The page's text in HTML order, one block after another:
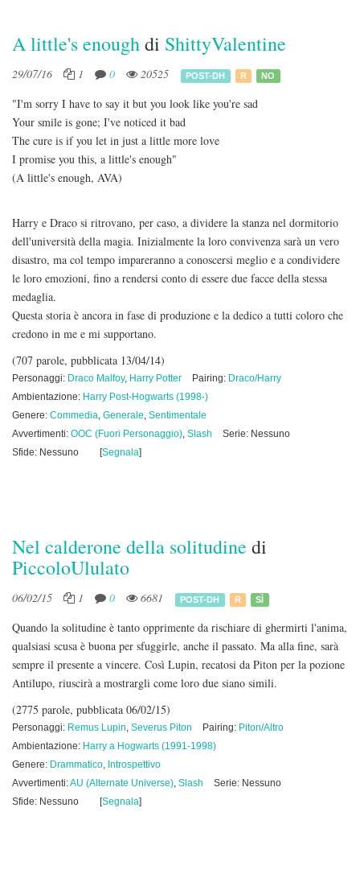
A little's enoughdi ShittyValentine
29/07/16 1 0 20525 POST-DH R NO
"I'm sorry I have to say it but you look like you're sad
Your smile is gone; I've noticed it bad
The cure is if you let in just a little more love
I promise you this, a little's enough"
(A little's enough, AVA)
Harry e Draco si ritrovano, per caso, a dividere la stanza nel dormitorio
dell'università della magia. Inizialmente la loro convivenza sarà un vero
disastro, ma col tempo impareranno a conoscersi meglio e a condividere
le loro emozioni, fino a rendersi conto di essere due facce della stessa
medaglia.
Questa storia è ancora in fase di produzione e la dedico a tutti coloro che
credono in me e mi supportano.
(707 parole, pubblicata 13/04/14)
Personaggi: Draco Malfoy, Harry Potter Pairing: Draco/Harry
Ambientazione: Harry Post-Hogwarts (1998-)
Genere: Commedia, Generale, Sentimentale
Avvertimenti: OOC (Fuori Personaggio), Slash
Serie: Nessuno
Sfide: Nessuno
[Segnala]
Nel calderone della solitudine di
PiccoloUlulato
06/02/15 1 0 6681 POST-DH R SÌ
Quando la solitudine è tanto opprimente da rischiare di ghermirti l'anima,
qualsiasi scusa è buona per sfuggirle, anche il passato. Ma alla fine, sarà
sempre il presente a vincere. Così Lupin, recatosi da Piton per la pozione
Antilupo, riuscirà a mostrargli come loro due siano simili.
(2775 parole, pubblicata 06/02/15)
Personaggi: Remus Lupin, Severus Piton Pairing: Piton/Altro
Ambientazione: Harry a Hogwarts (1991-1998)
Genere: Drammatico, Introspettivo
Avvertimenti:AU (Alternate Universe), Slash
Serie: Nessuno
Sfide: Nessuno
[Segnala]